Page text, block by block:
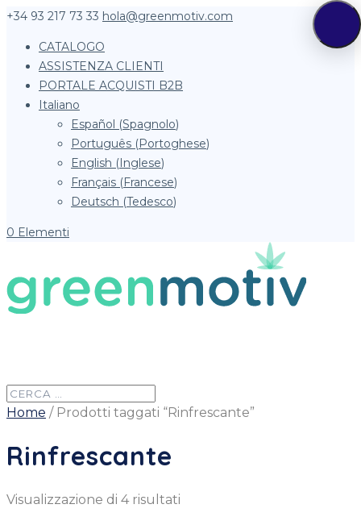
+34 93 217 73 33 hola@greenmotiv.com
CATALOGO
ASSISTENZA CLIENTI
PORTALE ACQUISTI B2B
Italiano
Español (Spagnolo)
Português (Portoghese)
English (Inglese)
Français (Francese)
Deutsch (Tedesco)
0 Elementi
Home / Prodotti taggati “Rinfrescante”
Rinfrescante
Visualizzazione di 4 risultati